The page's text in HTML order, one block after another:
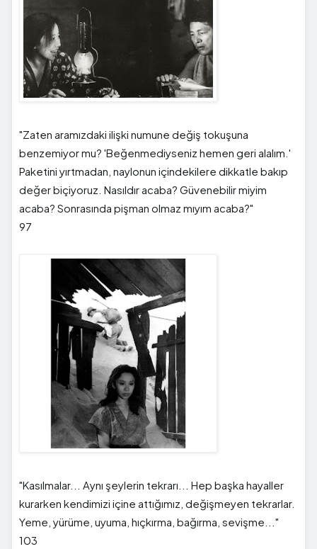
"Zaten aramızdaki ilişki numune değiş tokuşuna
benzemiyor mu? 'Beğenmediyseniz hemen geri alalım.'
Paketini yırtmadan, naylonun içindekilere dikkatle bakıp
değer biçiyoruz. Nasıldır acaba? Güvenebilir miyim
acaba? Sonrasında pişman olmaz mıyım acaba?"
97
"Kasılmalar... Aynı şeylerin tekrarı... Hep başka hayaller
kurarken kendimizi içine attığımız, değişmeyen tekrarlar.
Yeme, yürüme, uyuma, hıçkırma, bağırma, sevişme..."
103